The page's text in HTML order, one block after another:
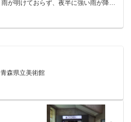
雨が明けておらず、夜半に強い雨が降っ
青森県立美術館